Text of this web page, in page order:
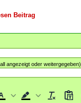
Beitrag
angezeigt oder weitergegeben)